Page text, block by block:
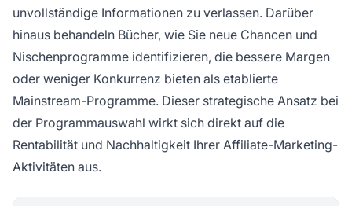
unvollständige Informationen zu verlassen. Darüber
hinaus behandeln Bücher, wie Sie neue Chancen und
Nischenprogramme identifizieren, die bessere Margen
oder weniger Konkurrenz bieten als etablierte
Mainstream-Programme. Dieser strategische Ansatz bei
der Programmauswahl wirkt sich direkt auf die
Rentabilität und Nachhaltigkeit Ihrer Affiliate-Marketing-
Aktivitäten aus.